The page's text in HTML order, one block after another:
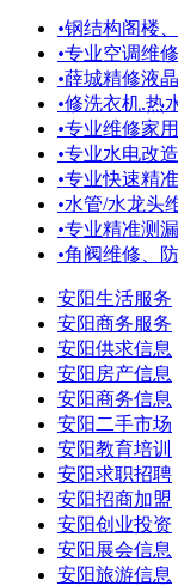
•钢结构阁楼
•专业空调维
•薛城精修液
•修洗衣机.热
•专业维修家
•专业水电改
•专业快速精
•水管/水龙头
•专业精准测
•角阀维修、
安阳生活服务
安阳商务服务
安阳供求信息
安阳房产信息
安阳商务信息
安阳二手市场
安阳教育培训
安阳求职招聘
安阳招商加盟
安阳创业投资
安阳展会信息
安阳旅游信息